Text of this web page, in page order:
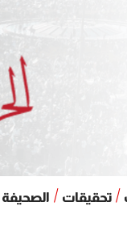
تحقيقات الصحيفة